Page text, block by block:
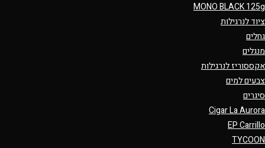
MONO BLACK 125g
ציוד לנרגילות
גחלים
מנגלים
אקססוריז לנרגילות
צבעים למים
סיגרים
Cigar La Aurora
EP Carrillo
TYCOON